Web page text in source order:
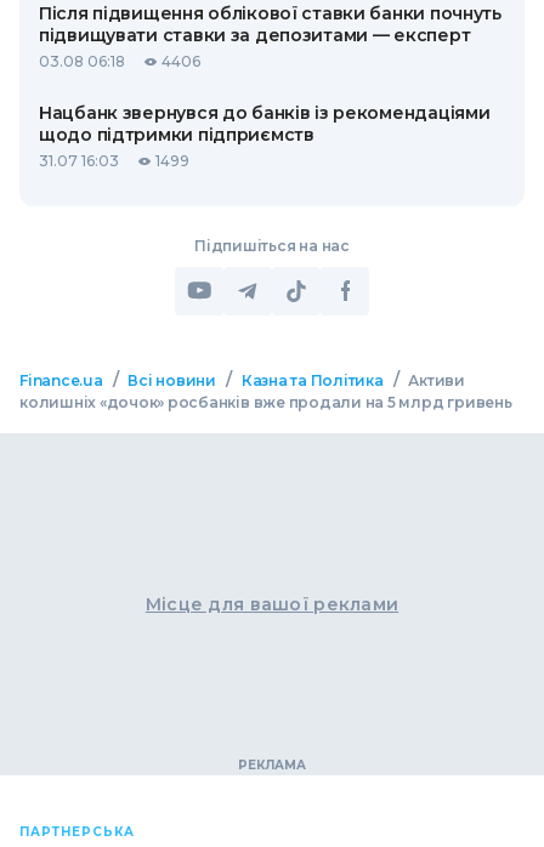
Після підвищення облікової ставки банки почнуть
підвищувати ставки за депозитами — експерт
03.08 06:18 4406
Нацбанк звернувся до банків із рекомендаціями
щодо підтримки підприємств
31.07 16:03 1499
Підпишіться на нас
Finance.ua / Всі новини / Казна та Політика / Активи
колишніх «дочок» росбанків вже продали на 5 млрд гривень
Місце для вашої реклами
ПАРТНЕРСЬКА